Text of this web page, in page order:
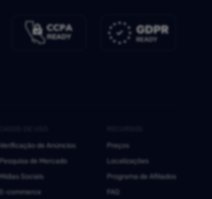
Verificação de Anúncios
Pesquisa de Mercado
Mídias Sociais
E-commerce
Preços
Localizações
Programa de Afiliados
FAQ